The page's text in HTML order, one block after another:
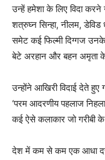
उन्हें हमेशा के लिए विदा
शत्रुघ्न सिन्हा, नीलम,
समेट कई फिल्मी दिग्गज
बेटे अरहान और बहन अमृता के
उन्होंने आखिरी विदाई देते हुए
‘परम आदरणीय पहलाज
कई ऐसे कलाकार जो गरीबी
देश में कम से कम एक आधा